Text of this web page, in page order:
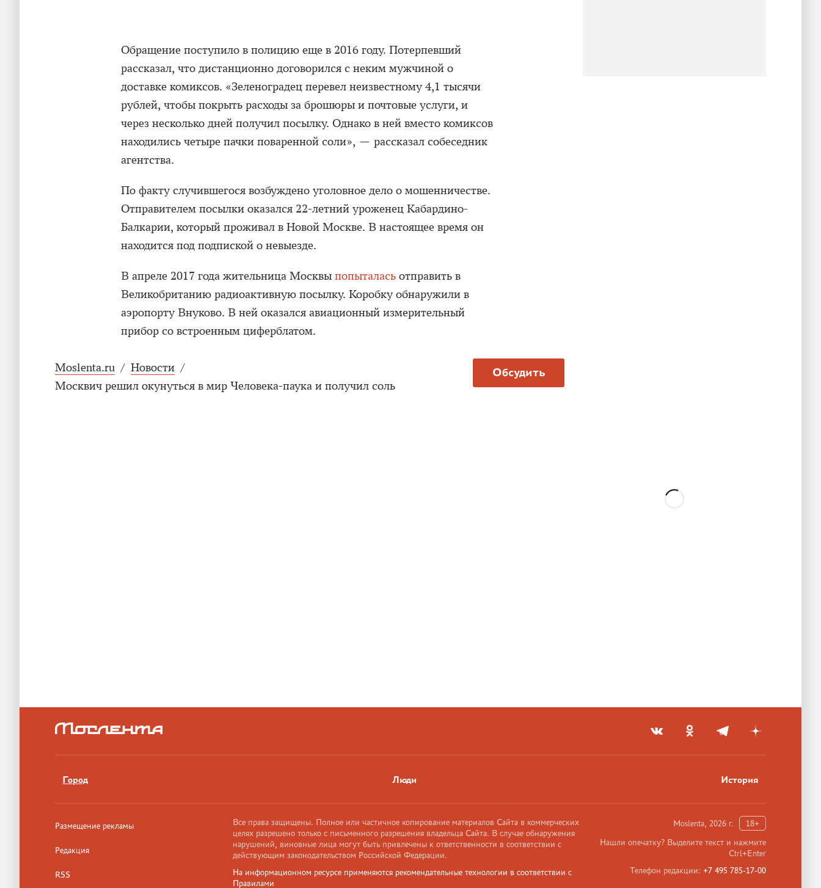
Обращение поступило в полицию еще в 2016 году. Потерпевший
рассказал, что дистанционно договорился с неким мужчиной о
доставке комиксов. «Зеленоградец перевел неизвестному 4,1 тысячи
рублей, чтобы покрыть расходы за брошюры и почтовые услуги, и
через несколько дней получил посылку. Однако в ней вместо комиксов
находились четыре пачки поваренной соли», — рассказал собеседник
агентства.
По факту случившегося возбуждено уголовное дело о мошенничестве.
Отправителем посылки оказался 22-летний уроженец Кабардино-
Балкарии, который проживал в Новой Москве. В настоящее время он
находится под подпиской о невыезде.
В апреле 2017 года жительница Москвы попыталась отправить в
Великобританию радиоактивную посылку. Коробку обнаружили в
аэропорту Внуково. В ней оказался авиационный измерительный
прибор со встроенным циферблатом.
Обсудить
Moslenta.ru / Новости /
Москвич решил окунуться в мир Человека-паука и получил соль
Город Люди История
Размещение рекламы
Редакция
RSS
Moslenta, 2026 г.
18+
Нашли опечатку? Выделите текст и нажмите
Ctrl+Enter
Телефон редакции: +7 495 785-17-00
Все права защищены. Полное или частичное копирование материалов Сайта в коммерческих
целях разрешено только с письменного разрешения владельца Сайта. В случае обнаружения
нарушений, виновные лица могут быть привлечены к ответственности в соответствии с
действующим законодательством Российской Федерации.
На информационном ресурсе применяются рекомендательные технологии в соответствии с
Правилами